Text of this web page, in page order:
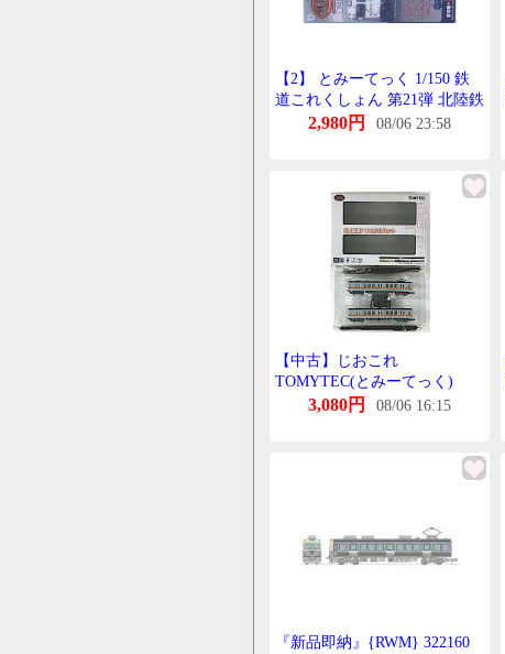
【2】 とみーてっく 1/150 鉄
道これくしょん 第21弾 北陸鉄
道 もは8812 単品
2,980円 08/06 23:58
【中古】じおこれ
TOMYTEC(とみーてっく)
(619-620) 鉄道これくしょん
外箱若干傷み ※微細な塗装む
3,080円 08/06 16:15
『新品即納』{RWM} 322160